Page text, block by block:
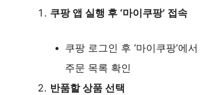
쿠팡 앱 실행 후 ‘마이쿠팡’ 접속
쿠팡 로그인 후 ‘마이쿠팡’에서
주문 목록 확인
반품할 상품 선택